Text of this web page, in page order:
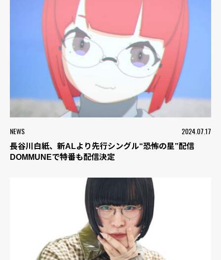
NEWS 2024.07.17
長谷川白紙、新ALより先行シングル“恐怖の星”配信
DOMMUNEで特番も配信決定